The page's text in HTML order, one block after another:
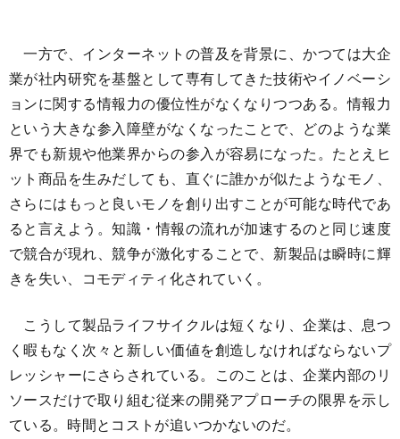
一方で、インターネットの普及を背景に、かつては大企
業が社内研究を基盤として専有してきた技術やイノベーシ
ョンに関する情報力の優位性がなくなりつつある。情報力
という大きな参入障壁がなくなったことで、どのような業
界でも新規や他業界からの参入が容易になった。たとえヒ
ット商品を生みだしても、直ぐに誰かが似たようなモノ、
さらにはもっと良いモノを創り出すことが可能な時代であ
ると言えよう。知識・情報の流れが加速するのと同じ速度
で競合が現れ、競争が激化することで、新製品は瞬時に輝
きを失い、コモディティ化されていく。
こうして製品ライフサイクルは短くなり、企業は、息つ
く暇もなく次々と新しい価値を創造しなければならないプ
レッシャーにさらされている。このことは、企業内部のリ
ソースだけで取り組む従来の開発アプローチの限界を示し
ている。時間とコストが追いつかないのだ。